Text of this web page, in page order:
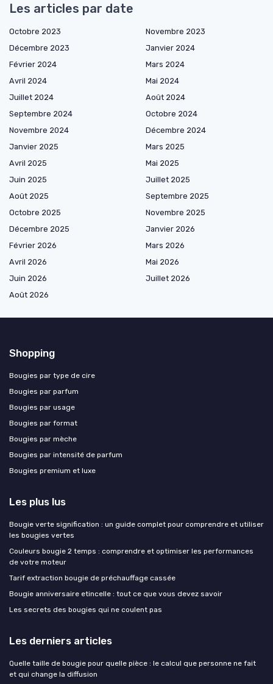
Les articles par date
Octobre 2023
Novembre 2023
Décembre 2023
Janvier 2024
Février 2024
Mars 2024
Avril 2024
Mai 2024
Juillet 2024
Août 2024
Septembre 2024
Octobre 2024
Novembre 2024
Décembre 2024
Janvier 2025
Mars 2025
Avril 2025
Mai 2025
Juin 2025
Juillet 2025
Août 2025
Septembre 2025
Octobre 2025
Novembre 2025
Décembre 2025
Janvier 2026
Février 2026
Mars 2026
Avril 2026
Mai 2026
Juin 2026
Juillet 2026
Août 2026
Shopping
Bougies par type de cire
Bougies par parfum
Bougies par usage
Bougies par format
Bougies par mèche
Bougies par intensité de parfum
Bougies premium et luxe
Les plus lus
Bougie verte signification : un guide complet pour comprendre et utiliser
les bougies vertes
Couleurs bougie 2 temps : comprendre et optimiser les performances
de votre moteur
Tarif extraction bougie de préchauffage cassée
Bougie anniversaire etincelle : tout ce que vous devez savoir
Les secrets des bougies qui ne coulent pas
Les derniers articles
Quelle taille de bougie pour quelle pièce : le calcul que personne ne fait
et qui change la diffusion